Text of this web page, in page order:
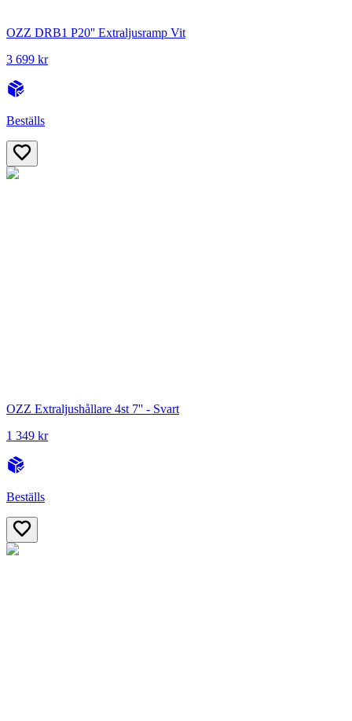
OZZ DRB1 P20'' Extraljusramp Vit
3 699 kr
Beställs
OZZ Extraljushållare 4st 7'' - Svart
1 349 kr
Beställs